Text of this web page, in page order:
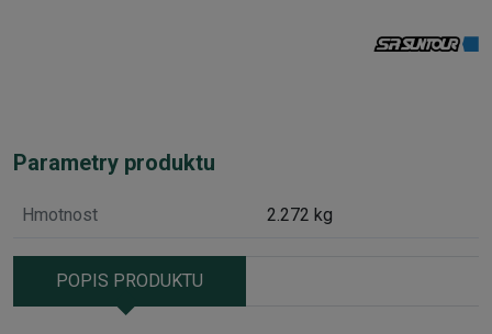
Parametry produktu
Hmotnost 2.272 kg
POPIS PRODUKTU